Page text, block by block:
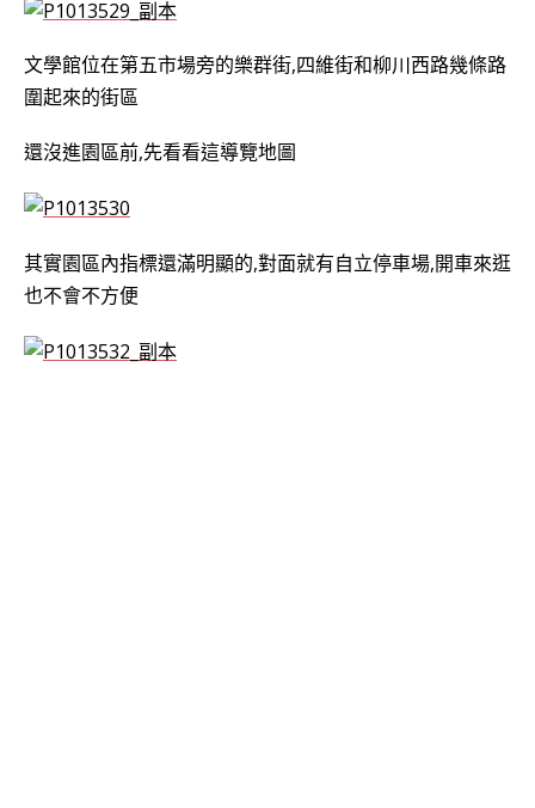
文學館位在第五市場旁的樂群街,四維街和柳川西路幾條路
圍起來的街區
還沒進園區前,先看看這導覽地圖
其實園區內指標還滿明顯的,對面就有自立停車場,開車來逛
也不會不方便